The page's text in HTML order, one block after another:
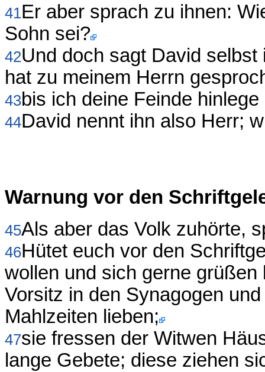
41Er aber sprach zu ihnen:
Sohn sei?
42Und doch sagt David
hat zu meinem Herrn
43bis ich deine Feinde
44David nennt ihn also Herr;
Warnung vor den
45Als aber das Volk zuhörte,
46Hütet euch vor den
wollen und sich gerne
Vorsitz in den Synagogen
Mahlzeiten lieben;
47sie fressen der Witwen
lange Gebete; diese ziehen